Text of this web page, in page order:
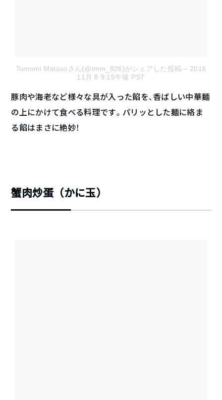
Tomomi Matsuoさん(@tmm_826)がシェアした投稿 – 2016
11月 8 9:15午後 PST
豚肉や海老など様々な具が入った餡を、香ばしい中華麺
の上にかけて食べる料理です。パリッとした麺に絡ま
る餡はまさに絶妙！
蟹肉炒蛋（かに玉）